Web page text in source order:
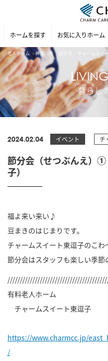
ホームを探す お気に入りホーム
老人ホーム 神奈川県 逗子市 チャームスイ
暮らし
2024.02.04 イベント チ
節分会（せつぶんえ）
子）
福よ来い来い♪
豆まきのはじまりです。
チャームスイート東逗子のこわ
節分会はスタッフも楽しい季節
有料老人ホーム
チャームスイート東逗子
https://www.charmcc.jp/
/